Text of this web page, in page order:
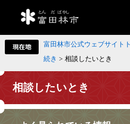
富田林市公式ウェブサイト
続き > 相談したいとき
相談したいとき